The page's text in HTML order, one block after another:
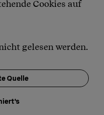
Cookies auf
gelesen werden.
Quelle